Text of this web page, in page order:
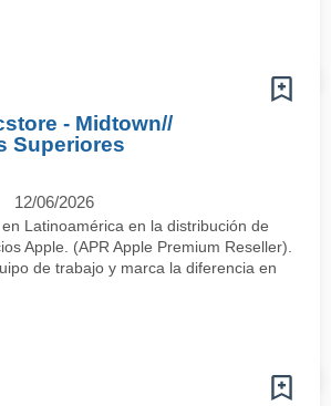
- Midtown//
Superiores
12/06/2026
Latinoamérica en la distribución de
Apple. (APR Apple Premium Reseller).
de trabajo y marca la diferencia en